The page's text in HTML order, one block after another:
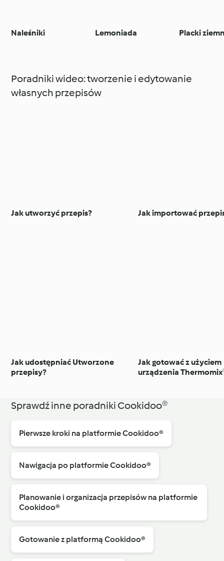
Naleśniki Lemoniada Placki
Poradniki wideo: tworzenie i edytowanie
własnych przepisów
Jak utworzyć przepis? Jak importować
Jak udostępniać Utworzone
przepisy?
Jak gotować z użyciem
urządzenia
Sprawdź inne poradniki Cookidoo®
Pierwsze kroki na platformie Cookidoo®
Nawigacja po platformie Cookidoo®
Planowanie i organizacja przepisów na platformie
Cookidoo®
Gotowanie z platformą Cookidoo®